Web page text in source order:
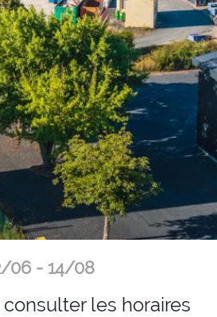
06 - 14/08
les horaires